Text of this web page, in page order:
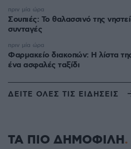
Σουπιές: Το θαλασσινό της
συνταγές
πριν μία ώρα
Φαρμακείο διακοπών: Η λίστα
ένα ασφαλές ταξίδι
πριν μία ώρα
ΔΕΙΤΕ ΟΛΕΣ ΤΙΣ ΕΙΔΗΣΕΙΣ
ΤΑ ΠΙΟ ΔΗΜΟΦΙΛΗ